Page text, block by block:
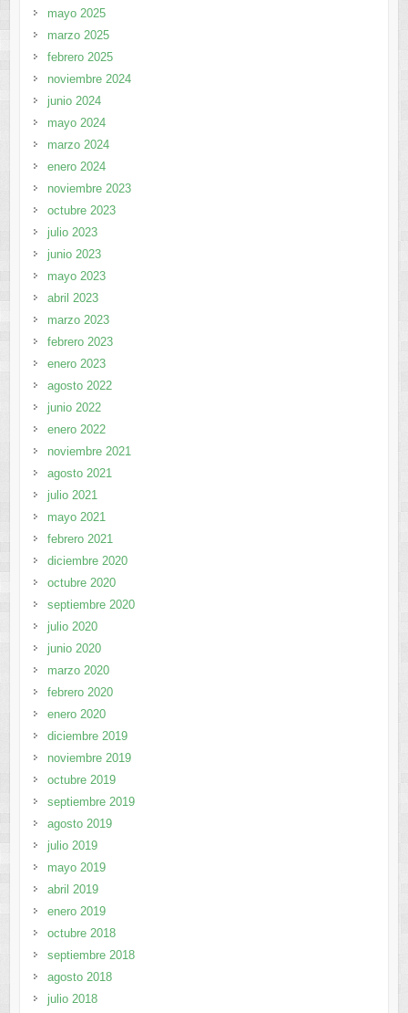
mayo 2025
marzo 2025
febrero 2025
noviembre 2024
junio 2024
mayo 2024
marzo 2024
enero 2024
noviembre 2023
octubre 2023
julio 2023
junio 2023
mayo 2023
abril 2023
marzo 2023
febrero 2023
enero 2023
agosto 2022
junio 2022
enero 2022
noviembre 2021
agosto 2021
julio 2021
mayo 2021
febrero 2021
diciembre 2020
octubre 2020
septiembre 2020
julio 2020
junio 2020
marzo 2020
febrero 2020
enero 2020
diciembre 2019
noviembre 2019
octubre 2019
septiembre 2019
agosto 2019
julio 2019
mayo 2019
abril 2019
enero 2019
octubre 2018
septiembre 2018
agosto 2018
julio 2018